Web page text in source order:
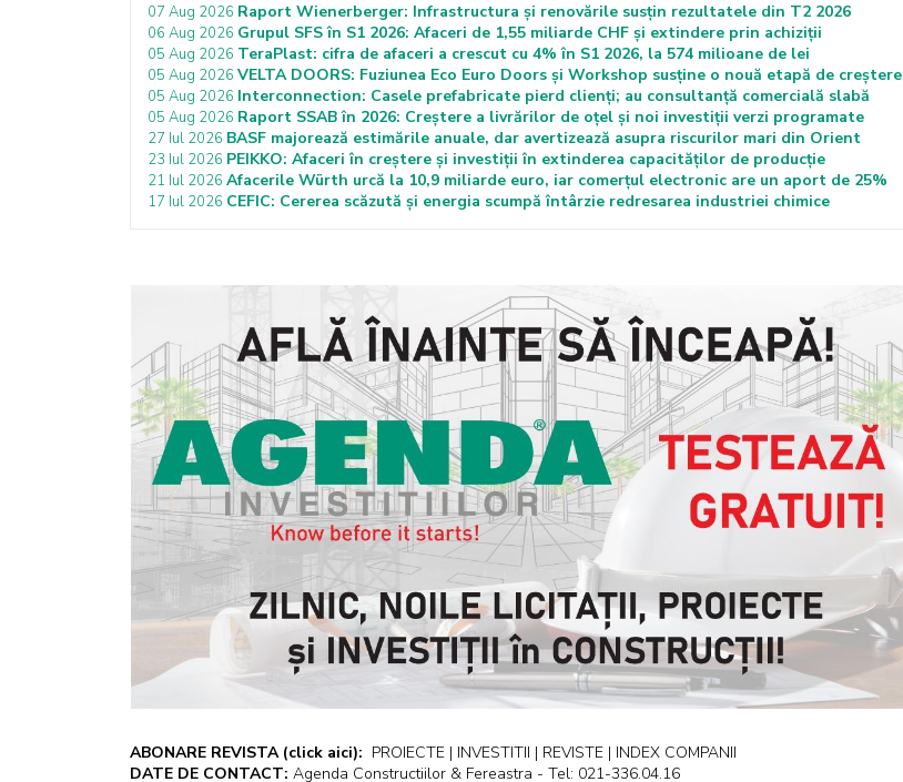
07 Aug 2026 Raport Wienerberger: Infrastructura și renovările susțin rezultatele din T2 2026
06 Aug 2026 Grupul SFS în S1 2026: Afaceri de 1,55 miliarde CHF și extindere prin achiziții
05 Aug 2026 TeraPlast: cifra de afaceri a crescut cu 4% în S1 2026, la 574 milioane de lei
05 Aug 2026 VELTA DOORS: Fuziunea Eco Euro Doors și Workshop susține o nouă etapă de creștere
05 Aug 2026 Interconnection: Casele prefabricate pierd clienți; au consultanță comercială slabă
05 Aug 2026 Raport SSAB în 2026: Creștere a livrărilor de oțel și noi investiții verzi programate
27 Iul 2026 BASF majorează estimările anuale, dar avertizează asupra riscurilor mari din Orient
23 Iul 2026 PEIKKO: Afaceri în creștere și investiții în extinderea capacităților de producție
21 Iul 2026 Afacerile Würth urcă la 10,9 miliarde euro, iar comerțul electronic are un aport de 25%
17 Iul 2026 CEFIC: Cererea scăzută și energia scumpă întârzie redresarea industriei chimice
ABONARE REVISTA (click aici): PROIECTE | INVESTITII | REVISTE | INDEX COMPANII
DATE DE CONTACT: Agenda Constructiilor & Fereastra - Tel: 021-336.04.16